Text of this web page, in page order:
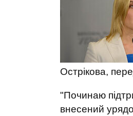
Острікова,
"Починаю
внесений